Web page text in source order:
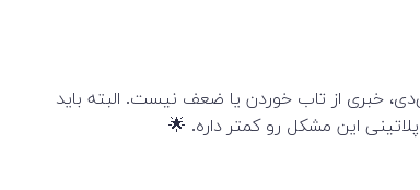
خبری از تاب خوردن یا ضعف نیست. البته باید
این مشکل رو کمتر داره. 🌟